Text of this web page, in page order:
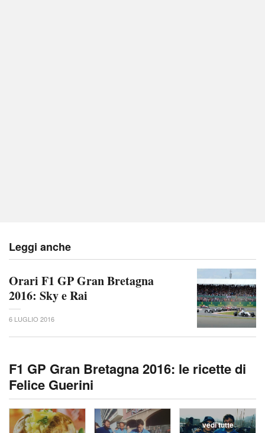
Leggi anche
Orari F1 GP Gran Bretagna
2016: Sky e Rai
6 LUGLIO 2016
F1 GP Gran Bretagna 2016: le ricette di
Felice Guerini
vedi tutte